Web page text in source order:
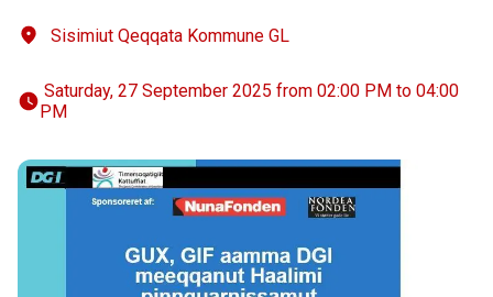
Sisimiut Qeqqata Kommune GL
PM